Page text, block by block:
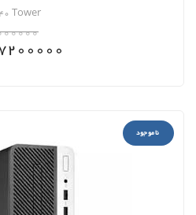
Tower
ناموجود